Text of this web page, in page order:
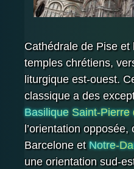
Cathédrale de Pise et
temples chrétiens,
liturgique est-ouest.
classique a des
Basilique Saint-Pierre
l’orientation
Barcelone et Notre-
une orientation sud-